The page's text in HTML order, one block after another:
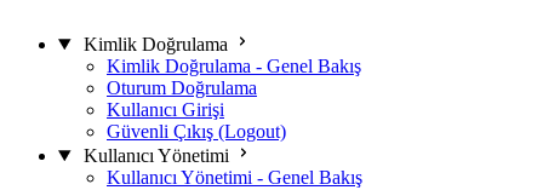
Kimlik Doğrulama
Kimlik Doğrulama - Genel Bakış
Oturum Doğrulama
Kullanıcı Girişi
Güvenli Çıkış (Logout)
Kullanıcı Yönetimi
Kullanıcı Yönetimi - Genel Bakış